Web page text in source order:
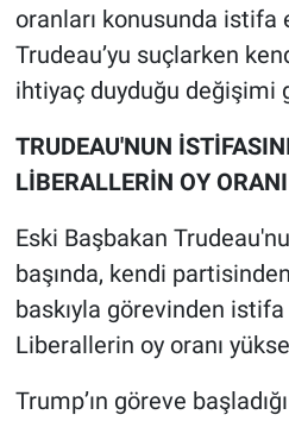
oranları konusunda istifa
Trudeau’yu suçlarken
ihtiyaç duyduğu değişimi
TRUDEAU'NUN
LİBERALLERİN OY
Eski Başbakan
başında, kendi
baskıyla görevinden
Liberallerin oy oranı
Trump’ın göreve